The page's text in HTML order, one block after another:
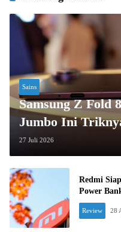
Sains
Samsung Z Fold
Jumbo Ini
27 Juli 2026
Redmi
Power
Review 28